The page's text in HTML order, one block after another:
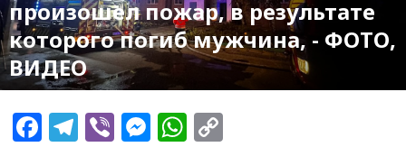
произошел пожар, в результате
которого погиб мужчина, - ФОТО,
ВИДЕО
Facebook
Telegram
ViberMessenger
WhatsApp